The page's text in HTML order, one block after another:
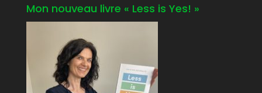
Mon nouveau livre « Less is Yes! »